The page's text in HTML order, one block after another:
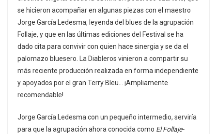
se hicieron acompañar en algunas piezas con el maestro
Jorge García Ledesma, leyenda del blues de la agrupación
Follaje, y que en las últimas ediciones del Festival se ha
dado cita para convivir con quien hace sinergia y se da el
palomazo bluesero. La Diableros vinieron a compartir su
más reciente producción realizada en forma independiente
y apoyados por el gran Terry Bleu… ¡Ampliamente
recomendable!
Jorge García Ledesma con un pequeño intermedio, serviría
para que la agrupación ahora conocida como El Follaje-